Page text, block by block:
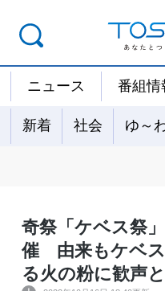
ニュース 番組情
新着 社会 ゆ～
奇祭「ケベス祭
催 由来もケベ
る火の粉に歓声